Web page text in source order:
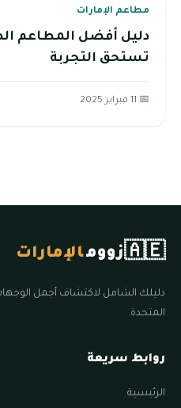
مطاعم الإمارات
دليل أفضل المطاعم
تستحق التجربة
📅 11 فبراير 2025
🇦🇪زوومالإمارات
دليلك الشامل لاكتشاف أجمل
المتحدة.
روابط سريعة
الرئيسية